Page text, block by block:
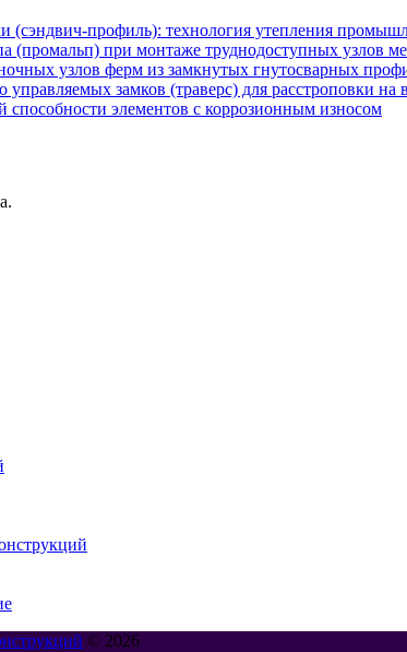
(сэндвич-профиль): технология утепления
(промальп) при монтаже труднодоступных узлов
узлов ферм из замкнутых гнутосварных
замков (траверс) для расстроповки на
способности элементов с коррозионным износом
© 2026